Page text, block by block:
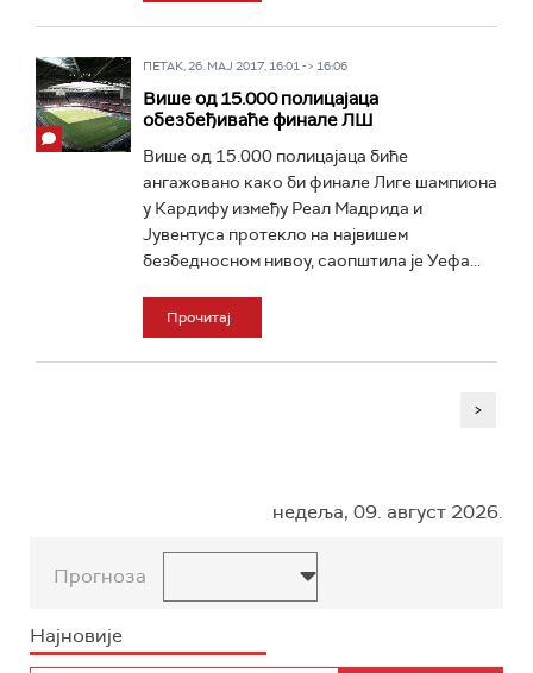
ПЕТАК, 26. МАЈ 2017, 16:01 -> 16:06
Више од 15.000 полицајаца
обезбеђиваће финале ЛШ
Више од 15.000 полицајаца биће
ангажовано како би финале Лиге шампиона
у Кардифу између Реал Мадрида и
Јувентуса протекло на највишем
безбедносном нивоу, саопштила је Уефа...
Прочитај
>
недеља, 09. август 2026.
Прогноза
Најновије